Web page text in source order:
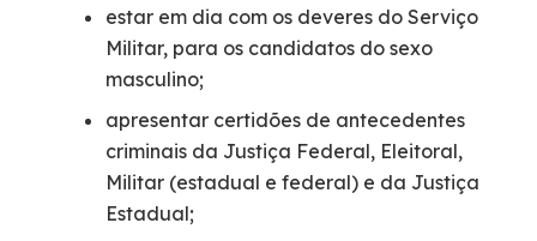
estar em dia com os deveres do Serviço
Militar, para os candidatos do sexo
masculino;
apresentar certidões de antecedentes
criminais da Justiça Federal, Eleitoral,
Militar (estadual e federal) e da Justiça
Estadual;